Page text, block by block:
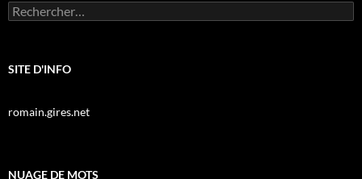
Rechercher :
SITE D'INFO
romain.gires.net
NUAGE DE MOTS